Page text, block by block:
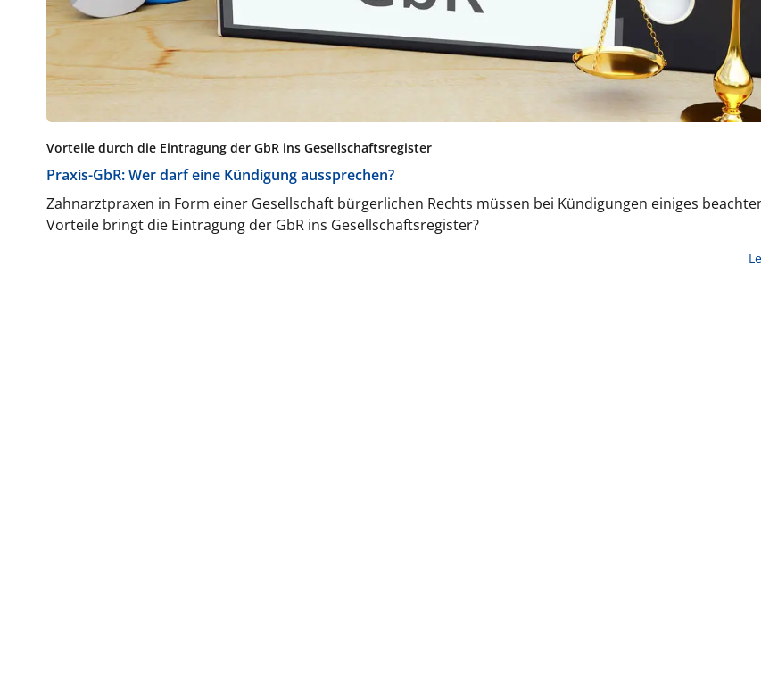
Vorteile durch die Eintragung der GbR ins Gesellschaftsregister
Praxis-GbR: Wer darf eine Kündigung aussprechen?
Zahnarztpraxen in Form einer Gesellschaft bürgerlichen Rechts müssen bei Kündigungen einiges
Vorteile bringt die Eintragung der GbR ins Gesellschaftsregister?